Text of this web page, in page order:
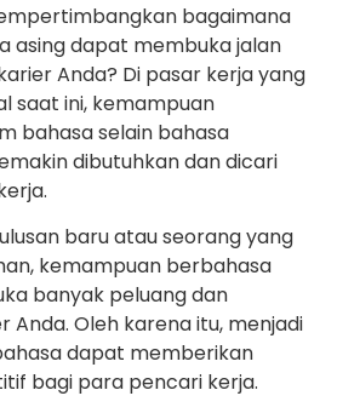
bagaimana
asing dapat membuka jalan
Anda? Di pasar kerja yang
saat ini, kemampuan
bahasa selain bahasa
dibutuhkan dan dicari
baru atau seorang yang
kemampuan berbahasa
banyak peluang dan
Anda. Oleh karena itu, menjadi
dapat memberikan
bagi para pencari kerja.